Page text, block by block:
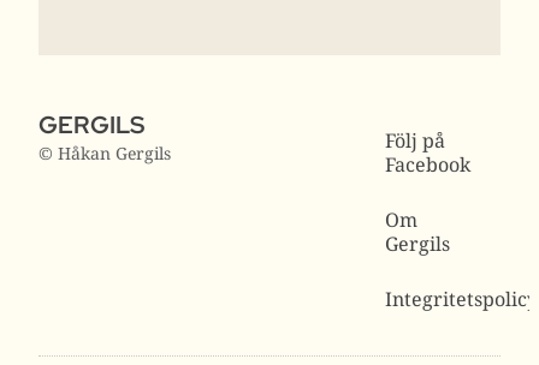
GERGILS
© Håkan Gergils
Följ på
Facebook
Om
Gergils
Integritetspolicy